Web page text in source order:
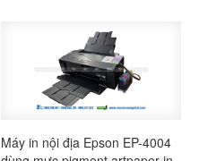
Máy in nội địa Epson EP-4004